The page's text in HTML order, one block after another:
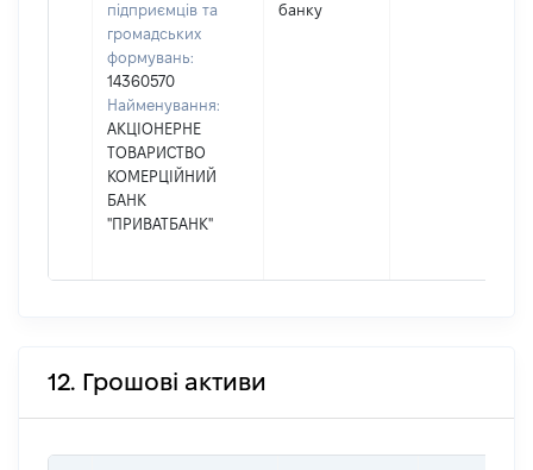
підприємців та
громадських
формувань:
14360570
Найменування:
АКЦІОНЕРНЕ
ТОВАРИСТВО
КОМЕРЦІЙНИЙ
БАНК
"ПРИВАТБАНК"
банку
12. Грошові активи